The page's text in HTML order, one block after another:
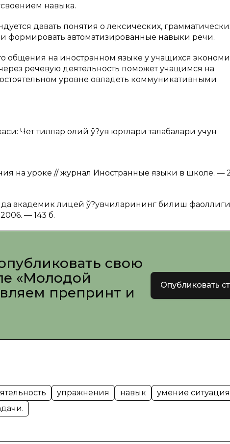
навыка.
давать понятия о лексических,
формировать автоматизированные навыки речи.
на иностранном языке у учащихся
речевую деятельность поможет учащимся на
уровне овладеть коммуникативными
Чет тиллар олий ў?ув юртлари талабалари учун
на уроке // журнал Иностранные языки в школе. —
академик лицей ў?увчиларининг билиш
— 143 б.
свою
«Молодой
препринт и
Опубликовать
упражнения навык
умение ситуация